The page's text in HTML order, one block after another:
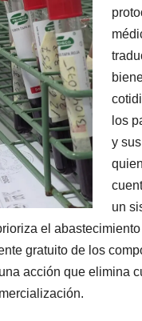
los
y
un
el
gratuito de los
acción que elimina